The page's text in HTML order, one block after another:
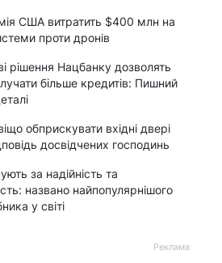
США витратить $400 млн на
проти дронів
рішення Нацбанку дозволять
більше кредитів: Пишний
обприскувати вхідні двері
досвідчених господинь
за надійність та
названо найпопулярнішого
у світі
Реклама